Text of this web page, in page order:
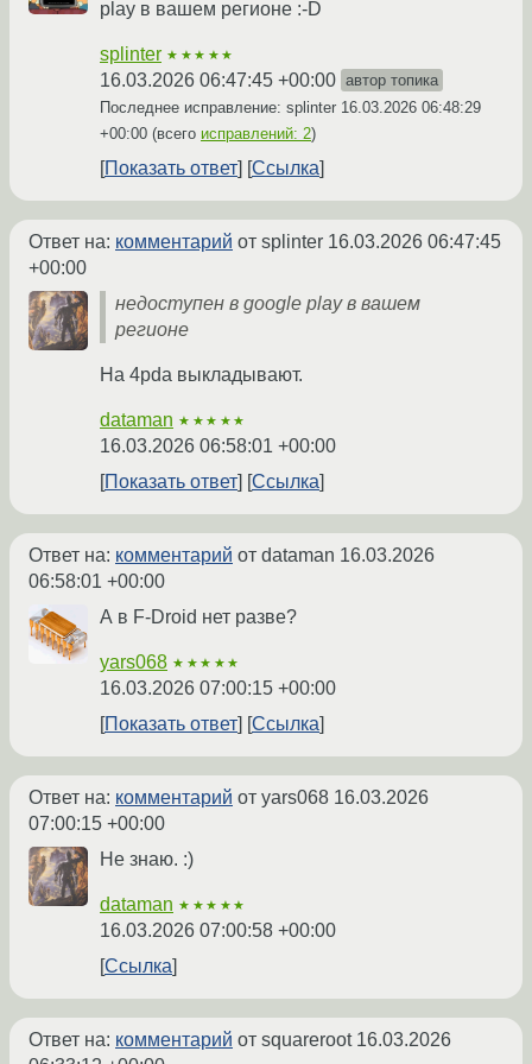
play в вашем регионе :-D
splinter ★★★★★
16.03.2026 06:47:45 +00:00 автор топика
Последнее исправление: splinter 16.03.2026 06:48:29
+00:00 (всего исправлений: 2)
Показать ответ Ссылка
Ответ на: комментарий от splinter 16.03.2026 06:47:45
+00:00
недоступен в google play в вашем
регионе
На 4pda выкладывают.
dataman ★★★★★
16.03.2026 06:58:01 +00:00
Показать ответ
Ссылка
Ответ на: комментарий от dataman 16.03.2026
06:58:01 +00:00
А в F-Droid нет разве?
yars068 ★★★★★
16.03.2026 07:00:15 +00:00
Показать ответ
Ссылка
Ответ на: комментарий от yars068 16.03.2026
07:00:15 +00:00
Не знаю. :)
dataman ★★★★★
16.03.2026 07:00:58 +00:00
Ссылка
Ответ на: комментарий от squareroot 16.03.2026